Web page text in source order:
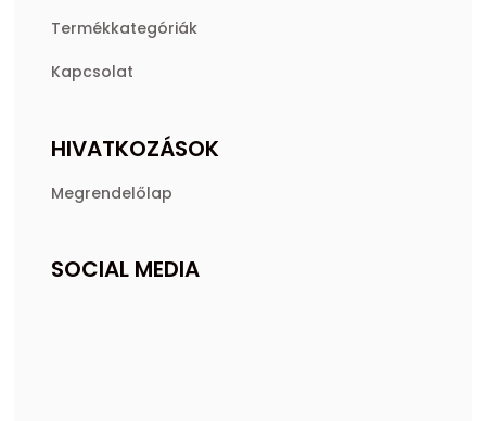
Termékkategóriák
Kapcsolat
HIVATKOZÁSOK
Megrendelőlap
SOCIAL MEDIA